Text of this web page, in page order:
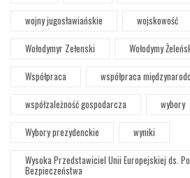
wojny jugosławiańskie
wojskowość
Wołodymyr Zełenski
Wołodymy
Współpraca
współpraca
współzależność gospodarcza
wybory
Wybory prezydenckie
wyniki
Wysoka Przedstawiciel Unii Europejskiej ds.
Bezpieczeństwa